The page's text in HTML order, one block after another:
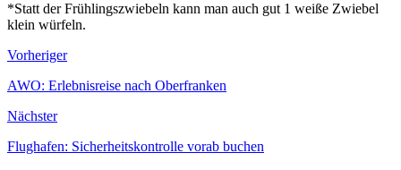
*Statt der Frühlingszwiebeln kann man auch gut 1 weiße Zwiebel
klein würfeln.
Vorheriger
AWO: Erlebnisreise nach Oberfranken
Nächster
Flughafen: Sicherheitskontrolle vorab buchen